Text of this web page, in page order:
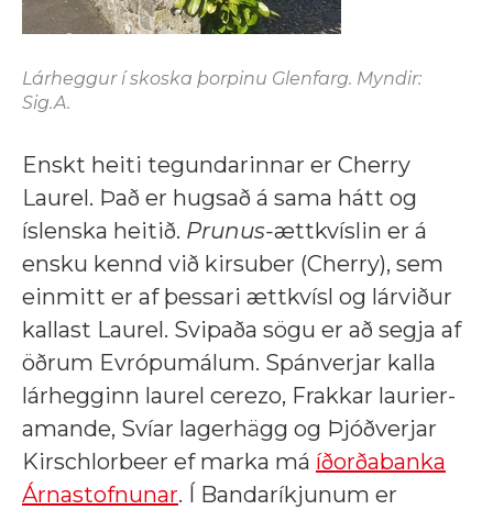
Lárheggur í skoska þorpinu Glenfarg. Myndir:
Sig.A.
Enskt heiti tegundarinnar er Cherry
Laurel. Það er hugsað á sama hátt og
íslenska heitið. Prunus-ættkvíslin er á
ensku kennd við kirsuber (Cherry), sem
einmitt er af þessari ættkvísl og lárviður
kallast Laurel. Svipaða sögu er að segja af
öðrum Evrópumálum. Spánverjar kalla
lárhegginn laurel cerezo, Frakkar laurier-
amande, Svíar lagerhägg og Þjóðverjar
Kirschlorbeer ef marka má íðorðabanka
Árnastofnunar. Í Bandaríkjunum er